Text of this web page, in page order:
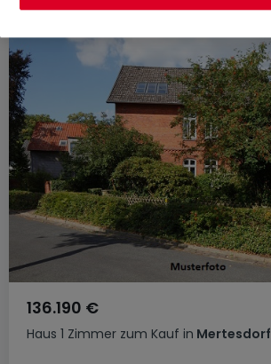
Haus 1 Zimmer zum Kauf in Mertesdorf
136.190 €